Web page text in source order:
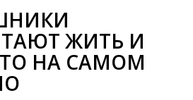
ЖИТЬ И
НА САМОМ